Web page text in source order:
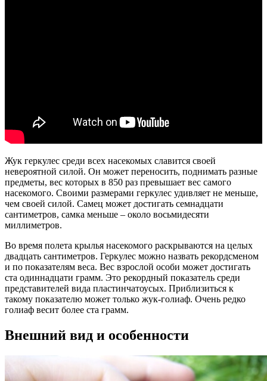
Жук геркулес среди всех насекомых славится своей
невероятной силой. Он может переносить, поднимать разные
предметы, вес которых в 850 раз превышает вес самого
насекомого. Своими размерами геркулес удивляет не меньше,
чем своей силой. Самец может достигать семнадцати
сантиметров, самка меньше – около восьмидесяти
миллиметров.
Во время полета крылья насекомого раскрываются на целых
двадцать сантиметров. Геркулес можно назвать рекордсменом
и по показателям веса. Вес взрослой особи может достигать
ста одиннадцати грамм. Это рекордный показатель среди
представителей вида пластинчатоусых. Приблизиться к
такому показателю может только жук-голиаф. Очень редко
голиаф весит более ста грамм.
Внешний вид и особенности